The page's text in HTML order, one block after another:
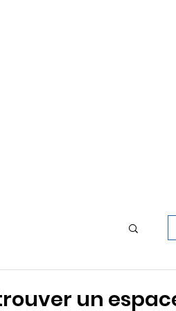
service des
un